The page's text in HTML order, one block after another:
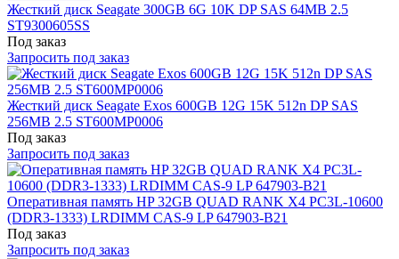
Жесткий диск Seagate 300GB 6G 10K DP SAS 64MB 2.5
ST9300605SS
Под заказ
Запросить под заказ
Жесткий диск Seagate Exos 600GB 12G 15K 512n DP SAS
256MB 2.5 ST600MP0006
Под заказ
Запросить под заказ
Оперативная память HP 32GB QUAD RANK X4 PC3L-10600
(DDR3-1333) LRDIMM CAS-9 LP 647903-B21
Под заказ
Запросить под заказ